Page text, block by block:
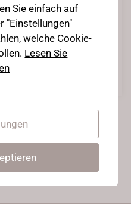
inContortion Infos
und mit welchen Fakten man
kann
Sie einfach auf
"Einstellungen"
welche Cookie-
Lesen Sie